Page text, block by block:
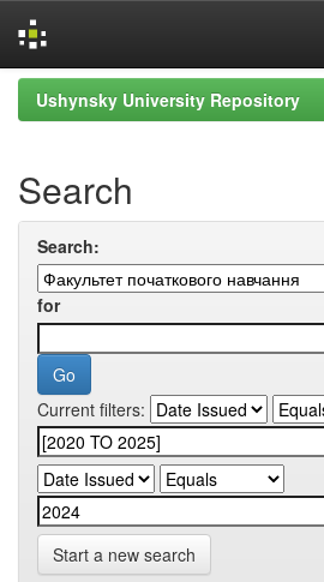
Skip
navigation
Ushynsky University Repository
Search
Search:
for
Current filters:
Start a new search